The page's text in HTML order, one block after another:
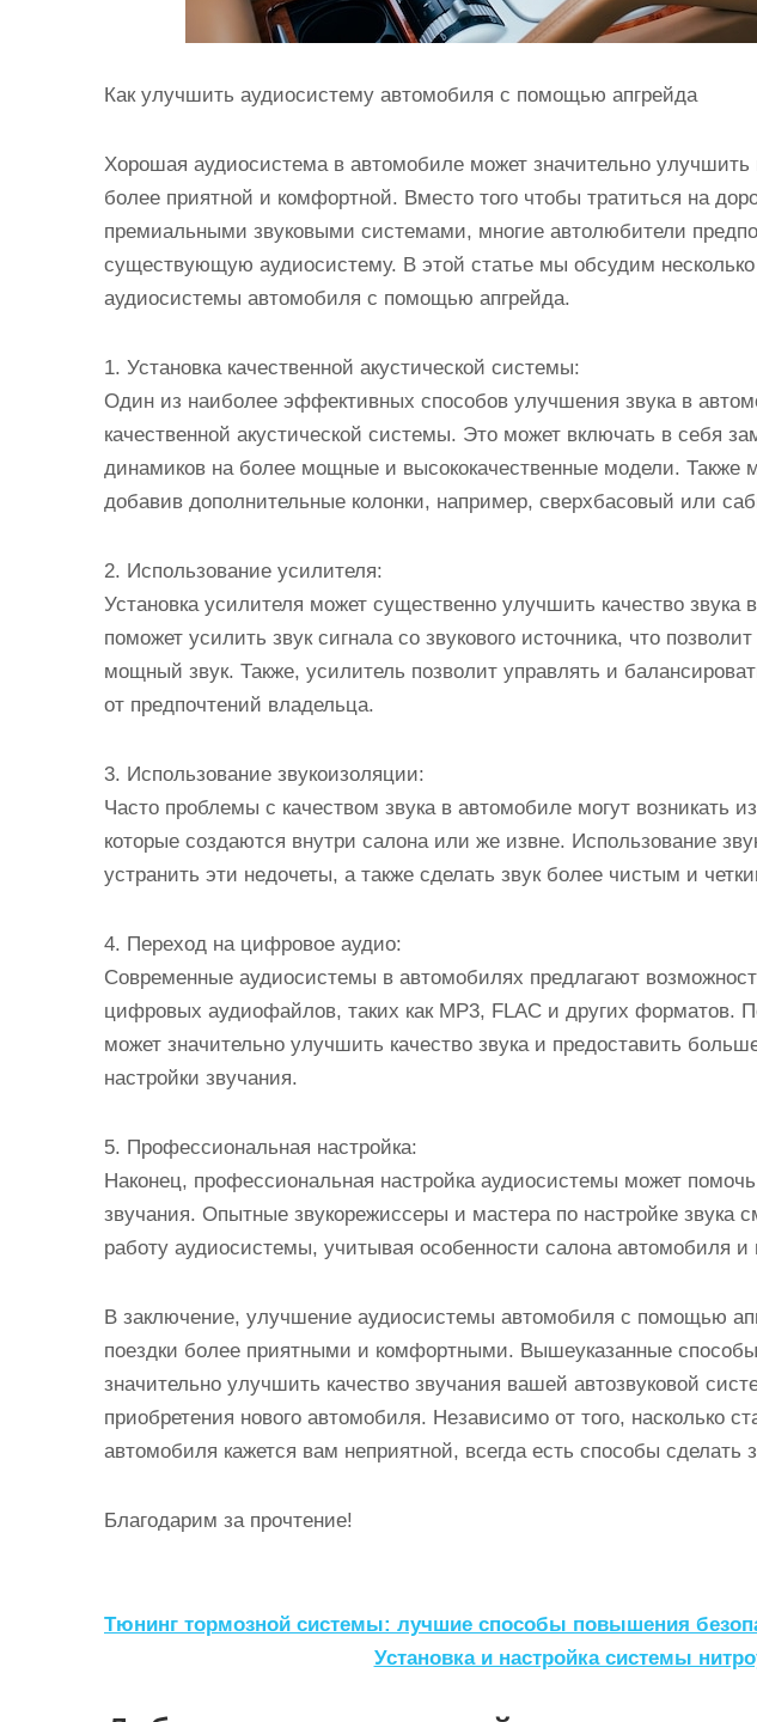
Как улучшить аудиосистему автомобиля с помощью апгрейда
Хорошая аудиосистема в автомобиле может значительно улучшить
более приятной и комфортной. Вместо того чтобы тратиться на
премиальными звуковыми системами, многие автолюбители
существующую аудиосистему. В этой статье мы обсудим
аудиосистемы автомобиля с помощью апгрейда.
1. Установка качественной акустической системы:
Один из наиболее эффективных способов улучшения звука в
качественной акустической системы. Это может включать в себя
динамиков на более мощные и высококачественные модели. Также
добавив дополнительные колонки, например, сверхбасовый или
2. Использование усилителя:
Установка усилителя может существенно улучшить качество звука
поможет усилить звук сигнала со звукового источника, что
мощный звук. Также, усилитель позволит управлять и
от предпочтений владельца.
3. Использование звукоизоляции:
Часто проблемы с качеством звука в автомобиле могут возникать
которые создаются внутри салона или же извне. Использование
устранить эти недочеты, а также сделать звук более чистым и
4. Переход на цифровое аудио:
Современные аудиосистемы в автомобилях предлагают
цифровых аудиофайлов, таких как MP3, FLAC и других форматов.
может значительно улучшить качество звука и предоставить
настройки звучания.
5. Профессиональная настройка:
Наконец, профессиональная настройка аудиосистемы может
звучания. Опытные звукорежиссеры и мастера по настройке звука
работу аудиосистемы, учитывая особенности салона автомобиля и
В заключение, улучшение аудиосистемы автомобиля с помощью
поездки более приятными и комфортными. Вышеуказанные
значительно улучшить качество звучания вашей автозвуковой
приобретения нового автомобиля. Независимо от того, насколько
автомобиля кажется вам неприятной, всегда есть способы сделать
Благодарим за прочтение!
Н
в
Тюнинг тормозной системы: лучшие способы повышения
Установка и настройка системы